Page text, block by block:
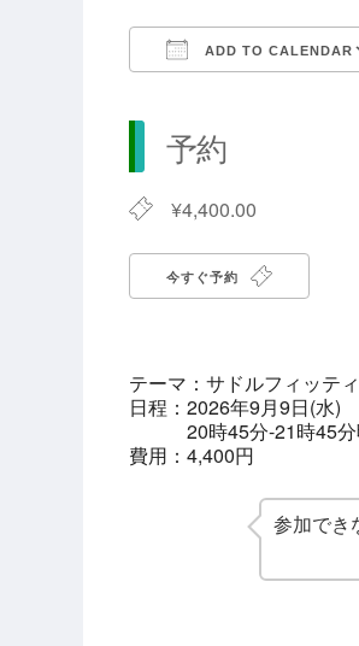
ADD TO CALENDAR
予約
¥4,400.00
今すぐ予約
テーマ： サドルフィッテ
日程：2026年9月9日(水)
20時45分-21時45分頃
費用：4,400円
参加でき